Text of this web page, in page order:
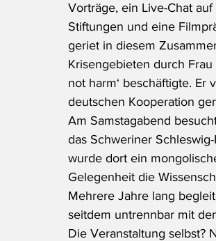
Vorträge, ein Live-Chat
Stiftungen und eine
geriet in diesem
Krisengebieten durch
not harm‘ beschäftigte. Er
deutschen Kooperation
Am Samstagabend
das Schweriner
wurde dort ein
Gelegenheit die
Mehrere Jahre lang
seitdem untrennbar mit
Die Veranstaltung selbst?